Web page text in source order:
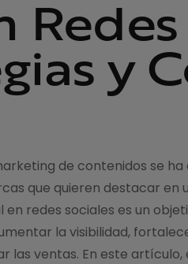
y
de contenidos se
que quieren destacar en
redes sociales es un
la visibilidad,
las ventas. En este